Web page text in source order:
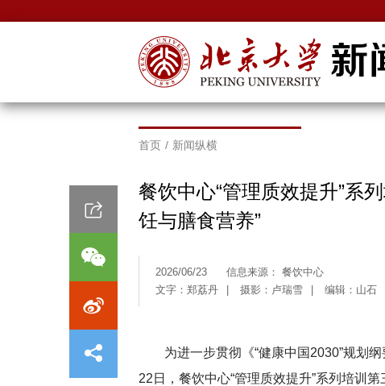
首页 / 新闻纵横
餐饮中心“管理质效提升”系
饪与膳食营养”
2026/06/23
信息来源： 餐饮中心
文字：郑荔丹
摄影：卢瑞雪 编辑：山石
为进一步贯彻《“健康中国2030”规划
22日，餐饮中心“管理质效提升”系列培训